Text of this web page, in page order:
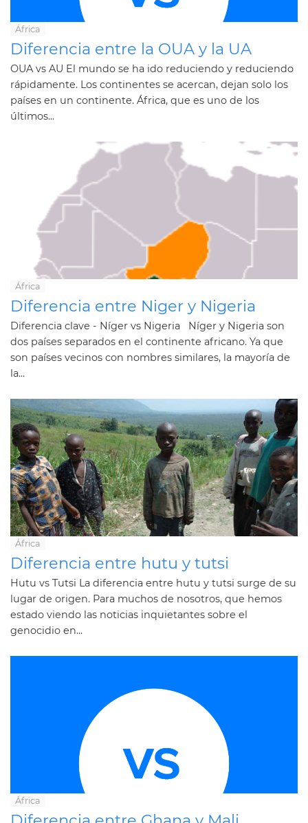
África
Diferencia entre la OUA y la UA
OUA vs AU El mundo se ha ido reduciendo y reduciendo
rápidamente. Los continentes se acercan, dejan solo los
países en un continente. África, que es uno de los
últimos...
África
Diferencia entre Niger y Nigeria
Diferencia clave - Níger vs Nigeria Níger y Nigeria son
dos países separados en el continente africano. Ya que
son países vecinos con nombres similares, la mayoría de
la...
África
Diferencia entre hutu y tutsi
Hutu vs Tutsi La diferencia entre hutu y tutsi surge de su
lugar de origen. Para muchos de nosotros, que hemos
estado viendo las noticias inquietantes sobre el
genocidio en...
África